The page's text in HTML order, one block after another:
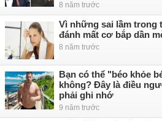
8 năm trước
Vì những sai lầm trong
đánh mất cơ bắp dần
8 năm trước
Bạn có thể "béo khỏe
không? Đây là điều
phải ghi nhớ
9 năm trước